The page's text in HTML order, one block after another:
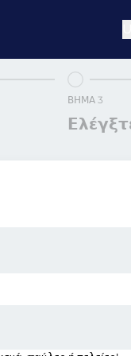
ΒΉΜΑ 3